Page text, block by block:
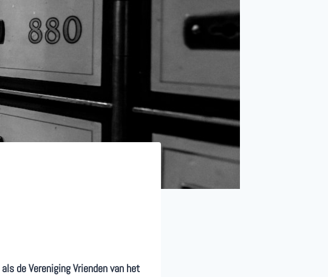
als de Vereniging Vrienden van het